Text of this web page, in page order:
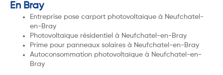
En Bray
Entreprise pose carport photovoltaïque à Neufchatel-
en-Bray
Photovoltaïque résidentiel à Neufchatel-en-Bray
Prime pour panneaux solaires à Neufchatel-en-Bray
Autoconsommation photovoltaïque à Neufchatel-en-
Bray